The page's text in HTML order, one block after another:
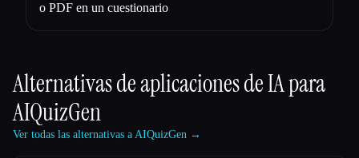
o PDF en un cuestionario
Alternativas de aplicaciones de IA para
AIQuizGen
Ver todas las alternativas a AIQuizGen →